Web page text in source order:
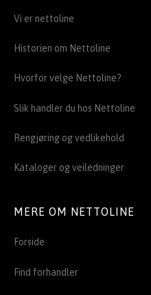
Vi er nettoline
Historien om Nettoline
Hvorfor velge Nettoline?
Slik handler du hos Nettoline
Rengjøring og vedlikehold
Kataloger og veiledninger
MERE OM NETTOLINE
Forside
Find forhandler